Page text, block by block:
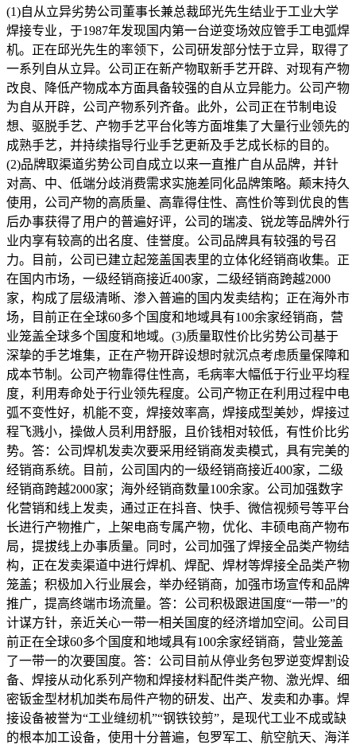
(1)自从立异劣势公司董事长兼总裁邱光先生结业于工业大学
焊接专业，于1987年发现国内第一台逆变场效应管手工电弧焊
机。正在邱光先生的率领下，公司研发部分怯于立异，取得了
一系列自从立异。公司正在新产物取新手艺开辟、对现有产物
改良、降低产物成本方面具备较强的自从立异能力。公司产物
为自从开辟，公司产物系列齐备。此外，公司正在节制电设
想、驱脱手艺、产物手艺平台化等方面堆集了大量行业领先的
成熟手艺，并持续指导行业手艺更新及手艺成长标的目的。
(2)品牌取渠道劣势公司自成立以来一直推广自从品牌，并针
对高、中、低端分歧消费需求实施差同化品牌策略。颠末持久
使用，公司产物的高质量、高靠得住性、高性价等到优良的售
后办事获得了用户的普遍好评，公司的瑞凌、锐龙等品牌外行
业内享有较高的出名度、佳誉度。公司品牌具有较强的号召
力。目前，公司已建立起笼盖国表里的立体化经销商收集。正
在国内市场，一级经销商接近400家，二级经销商跨越2000
家，构成了层级清晰、渗入普遍的国内发卖结构；正在海外市
场，目前正在全球60多个国度和地域具有100余家经销商，营
业笼盖全球多个国度和地域。(3)质量取性价比劣势公司基于
深挚的手艺堆集，正在产物开辟设想时就沉点考虑质量保障和
成本节制。公司产物靠得住性高，毛病率大幅低于行业平均程
度，利用寿命处于行业领先程度。公司产物正在利用过程中电
弧不变性好，机能不变，焊接效率高，焊接成型美妙，焊接过
程飞溅小，操做人员利用舒服，且价钱相对较低，有性价比劣
势。答：公司焊机发卖次要采用经销商发卖模式，具有完美的
经销商系统。目前，公司国内的一级经销商接近400家，二级
经销商跨越2000家；海外经销商数量100余家。公司加强数字
化营销和线上发卖，通过正在抖音、快手、微信视频号等平台
长进行产物推广，上架电商专属产物，优化、丰硕电商产物布
局，提拔线上办事质量。同时，公司加强了焊接全品类产物结
构，正在发卖渠道中进行焊机、焊配、焊材等焊接全品类产物
笼盖；积极加入行业展会，举办经销商，加强市场宣传和品牌
推广，提高终端市场流量。答：公司积极跟进国度“一带一”的
计谋方针，亲近关心一带一相关国度的经济增加空间。公司目
前正在全球60多个国度和地域具有100余家经销商，营业笼盖
了一带一的次要国度。答：公司目前从停业务包罗逆变焊割设
备、焊接从动化系列产物和焊接材料配件类产物、激光焊、细
密钣金型材机加类布局件产物的研发、出产、发卖和办事。焊
接设备被誉为“工业缝纫机”“钢铁铰剪”，是现代工业不成或缺
的根本加工设备，使用十分普遍，包罗军工、航空航天、海洋